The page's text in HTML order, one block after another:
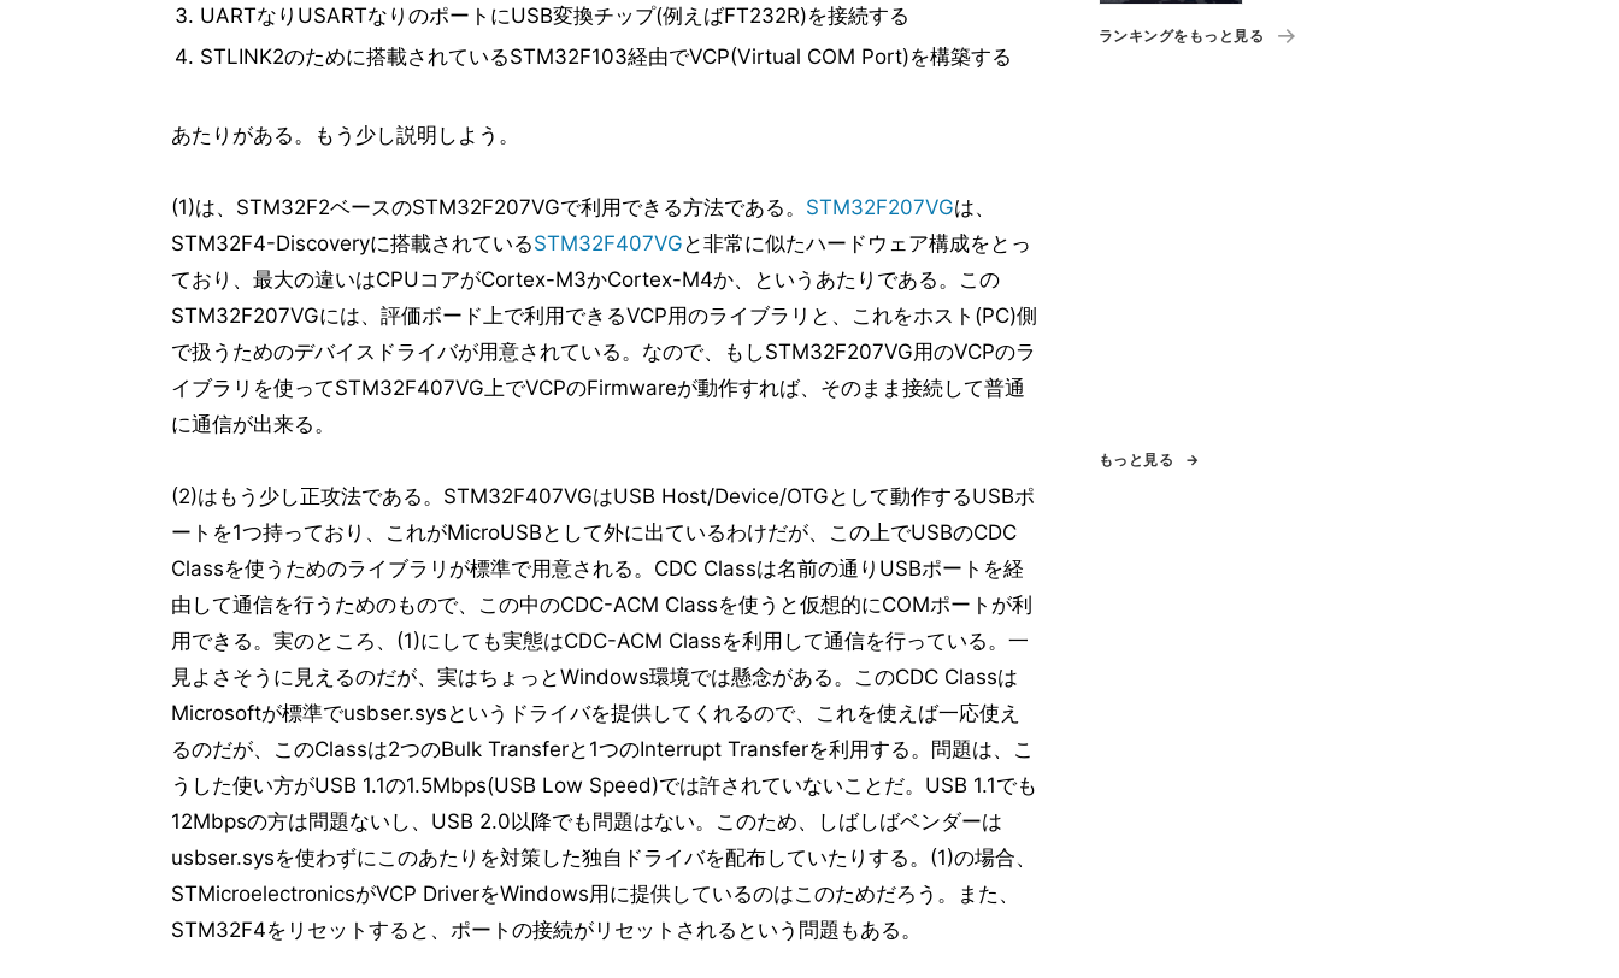
UARTなりUSARTなりのポートにUSB変換チップ(例えばFT232R)を接続する
STLINK2のために搭載されているSTM32F103経由でVCP(Virtual COM Port)を構築する
あたりがある。もう少し説明しよう。
(1)は、STM32F2ベースのSTM32F207VGで利用できる方法である。 STM32F207VGは、
STM32F4-Discoveryに搭載されているSTM32F407VG と非常に似たハードウェア構成をとっ
ており、最大の違いはCPUコアがCortex-M3かCortex-M4か、というあたりである。この
STM32F207VGには、評価ボード上で利用できるVCP用のライブラリと、これをホスト(PC)側
で扱うためのデバイスドライバが用意されている。なので、もしSTM32F207VG用のVCPのラ
イブラリを使ってSTM32F407VG上でVCPのFirmwareが動作すれば、そのまま接続して普通
に通信が出来る。
(2)はもう少し正攻法である。STM32F407VGはUSB Host/Device/OTGとして動作するUSBポ
ートを1つ持っており、これがMicroUSBとして外に出ているわけだが、この上でUSBのCDC
Classを使うためのライブラリが標準で用意される。CDC Classは名前の通りUSBポートを経
由して通信を行うためのもので、この中のCDC-ACM Classを使うと仮想的にCOMポートが利
用できる。実のところ、(1)にしても実態はCDC-ACM Classを利用して通信を行っている。一
見よさそうに見えるのだが、実はちょっとWindows環境では懸念がある。このCDC Classは
Microsoftが標準でusbser.sysというドライバを提供してくれるので、これを使えば一応使え
るのだが、このClassは2つのBulk Transferと1つのInterrupt Transferを利用する。問題は、こ
うした使い方がUSB 1.1の1.5Mbps(USB Low Speed)では許されていないことだ。USB 1.1でも
12Mbpsの方は問題ないし、USB 2.0以降でも問題はない。このため、しばしばベンダーは
usbser.sysを使わずにこのあたりを対策した独自ドライバを配布していたりする。(1)の場合、
STMicroelectronicsがVCP DriverをWindows用に提供しているのはこのためだろう。また、
STM32F4をリセットすると、ポートの接続がリセットされるという問題もある。
ランキングをもっと見る
もっと見る